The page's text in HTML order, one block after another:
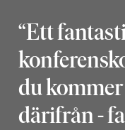
“Ett
du
därifrån -